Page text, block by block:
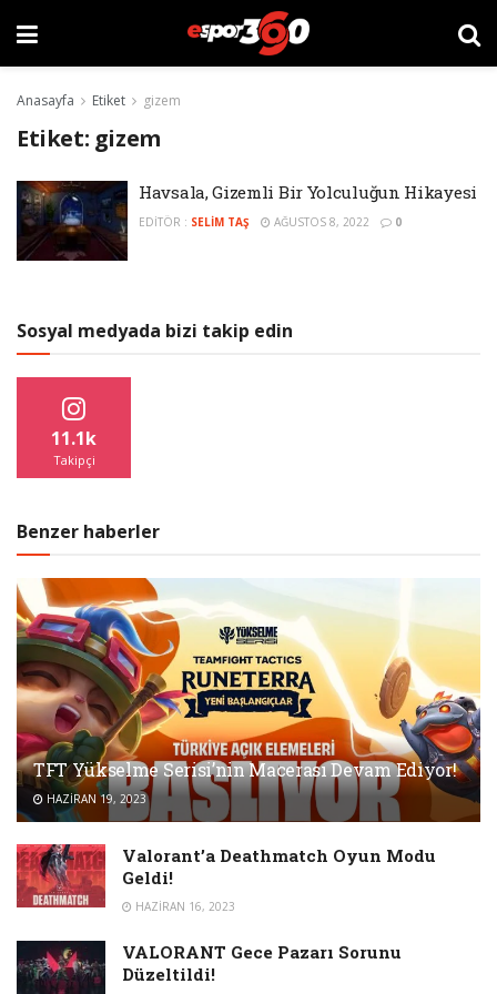
Anasayfa Etiket gizem
Etiket: gizem
Havsala, Gizemli Bir Yolculuğun Hikayesi
EDITÖR : SELIM TAŞ AĞUSTOS 8, 2022 0
Sosyal medyada bizi takip edin
11.1k
Takipçi
Benzer haberler
TFT Yükselme Serisi’nin Macerası Devam Ediyor!
HAZIRAN 19, 2023
Valorant’a Deathmatch Oyun Modu
Geldi!
HAZIRAN 16, 2023
VALORANT Gece Pazarı Sorunu
Düzeltildi!